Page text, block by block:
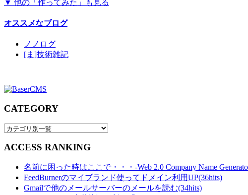
▼ 他の「作ってみた」も見る
オススメなブログ
ノノログ
[ま]技術雑記
CATEGORY
ACCESS RANKING
名前に困った時はここで・・・-Web 2.0 Company Name
FeedBurnerのマイブランド使ってドメイン利用UP(36hits)
Gmailで他のメールサーバーのメールを読む(34hits)